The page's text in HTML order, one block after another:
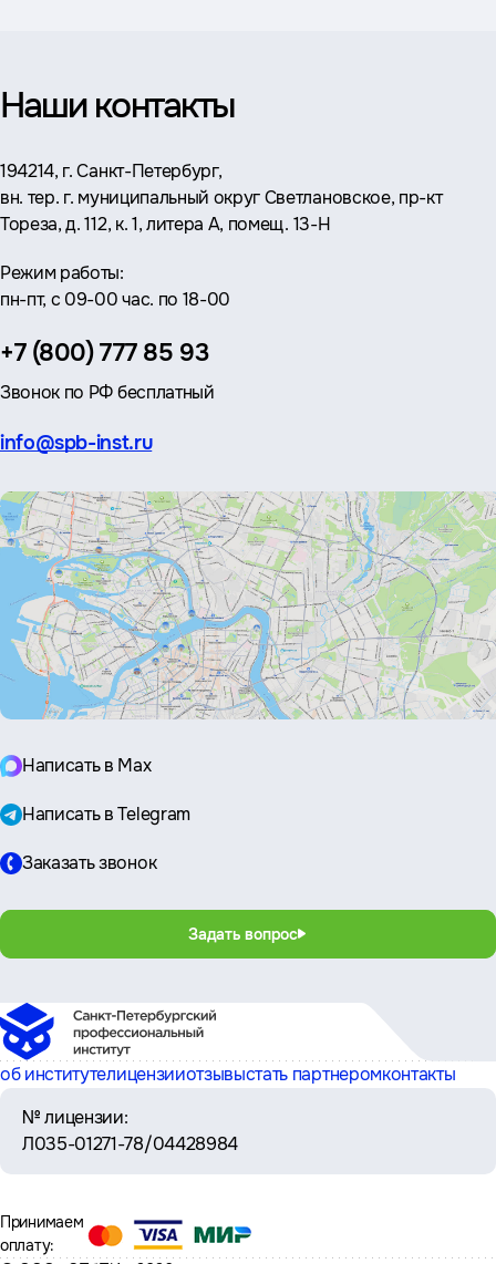
Наши контакты
Адрес:
194214, г. Санкт-Петербург,
вн. тер. г. муниципальный округ Светлановское, пр-кт
Тореза, д. 112, к. 1, литера А, помещ. 13-Н
Режим работы:
пн-пт, с 09-00 час. по 18-00
Телефон:
+7 (800) 777 85 93
Звонок по РФ бесплатный
Эл.
info@spb-inst.ru
Написать в Max
Написать в Telegram
Заказать звонок
Задать вопрос
об институтелицензииотзывыстать партнеромконтакты
№ лицензии:
Л035-01271-78/04428984
Принимаем
оплату: